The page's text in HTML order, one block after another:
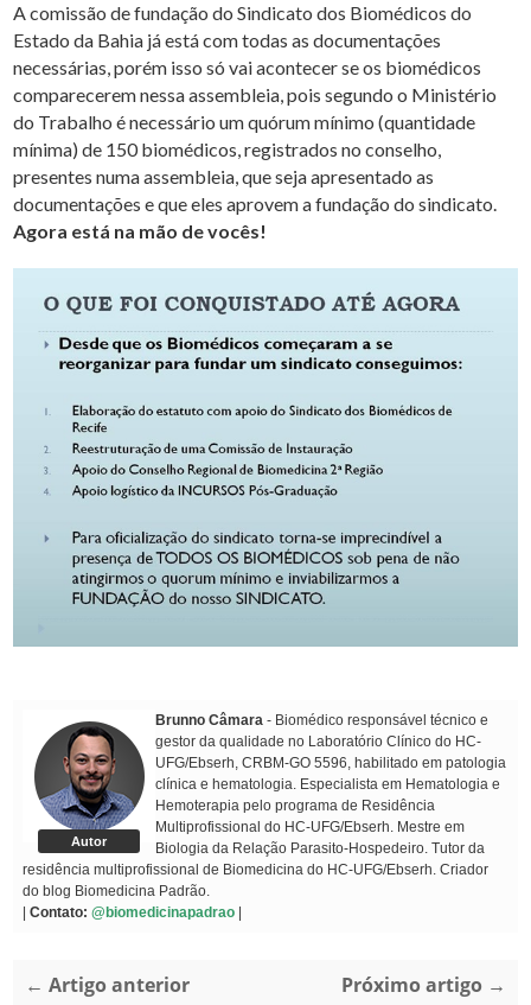
A comissão de fundação do Sindicato dos Biomédicos do
Estado da Bahia já está com todas as documentações
necessárias, porém isso só vai acontecer se os biomédicos
comparecerem nessa assembleia, pois segundo o Ministério
do Trabalho é necessário um quórum mínimo (quantidade
mínima) de 150 biomédicos, registrados no conselho,
presentes numa assembleia, que seja apresentado as
documentações e que eles aprovem a fundação do sindicato.
Agora está na mão de vocês!
Autor
Brunno Câmara - Biomédico responsável técnico e
gestor da qualidade no Laboratório Clínico do HC-
UFG/Ebserh, CRBM-GO 5596, habilitado em patologia
clínica e hematologia. Especialista em Hematologia e
Hemoterapia pelo programa de Residência
Multiprofissional do HC-UFG/Ebserh. Mestre em
Biologia da Relação Parasito-Hospedeiro. Tutor da
residência multiprofissional de Biomedicina do HC-UFG/Ebserh. Criador
do blog Biomedicina Padrão.
Contato: @biomedicinapadrao
← Artigo anterior Próximo artigo →